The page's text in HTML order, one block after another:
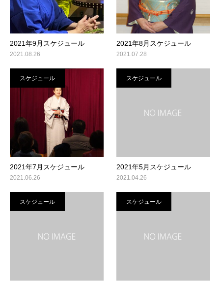
2021年9月スケジュール
2021.08.26
2021年8月スケジュール
2021.07.28
スケジュール
2021年7月スケジュール
2021.06.26
スケジュール
2021年5月スケジュール
2021.04.26
スケジュール スケジュール